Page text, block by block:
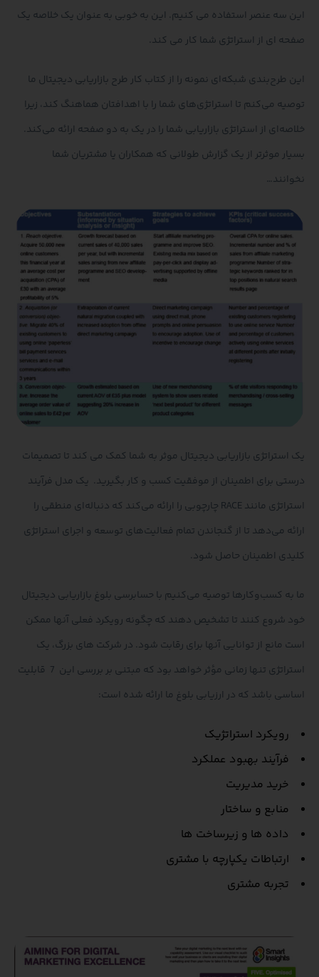
این سه عنصر استفاده می کنیم. این به خوبی به عنوان یک خلاصه یک
صفحه ای از استراتژی شما کار می کند.
این طرح‌بندی شبکه‌ای نمونه را از کتاب کار طرح بازاریابی دیجیتال ما
توصیه می‌کنم تا استراتژی‌های شما را با اهدافتان هماهنگ کند، زیرا
خلاصه‌ای از استراتژی بازاریابی شما را در یک به دو صفحه ارائه می‌کند.
بسیار موثرتر از یک گزارش طولانی که همکاران یا مشتریان شما
نخوانند…
یک استراتژی بازاریابی دیجیتال موثر به شما کمک می کند تا تصمیمات
درستی برای اطمینان از موفقیت کسب و کار بگیرید. یک مدل فرآیند
استراتژی مانند RACE چارچوبی را ارائه می‌کند که دنباله‌ای منطقی را
ارائه می‌دهد تا از گنجاندن تمام فعالیت‌های توسعه و اجرای استراتژی
کلیدی اطمینان حاصل شود.
ما به کسب‌وکارها توصیه می‌کنیم با حسابرسی بلوغ بازاریابی دیجیتال
خود شروع کنند تا تشخیص دهند که چگونه رویکرد فعلی آنها ممکن
است مانع از توانایی آنها برای رقابت شود. در شرکت های بزرگ، یک
استراتژی تنها زمانی مؤثر خواهد بود که مبتنی بر بررسی این 7 قابلیت
اساسی باشد که در ارزیابی بلوغ ما ارائه شده است:
رویکرد استراتژیک
فرآیند بهبود عملکرد
خرید مدیریت
منابع و ساختار
داده ها و زیرساخت ها
ارتباطات یکپارچه با مشتری
تجربه مشتری